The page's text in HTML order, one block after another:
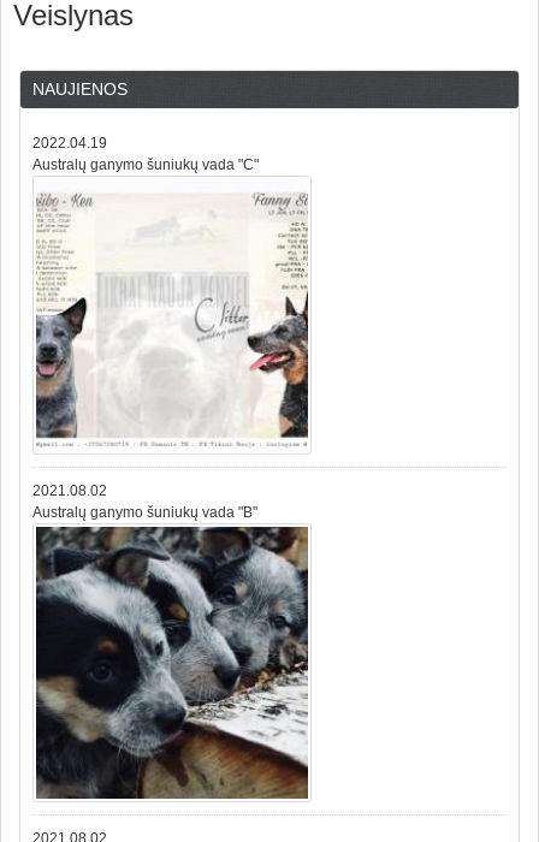
Veislynas
NAUJIENOS
2022.04.19
Australų ganymo šuniukų vada "C"
2021.08.02
Australų ganymo šuniukų vada "B"
2021.08.02